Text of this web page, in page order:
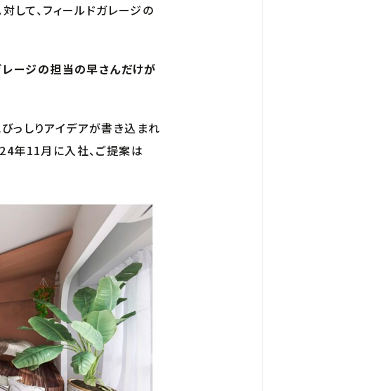
して、フィールドガレージの
レージの担当の早さんだけが
っしりアイデアが書き込まれ
年11月に入社、ご提案は